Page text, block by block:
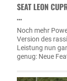
SEAT LEON
…
Noch mehr
Version des
Leistung nun
genug: Neue